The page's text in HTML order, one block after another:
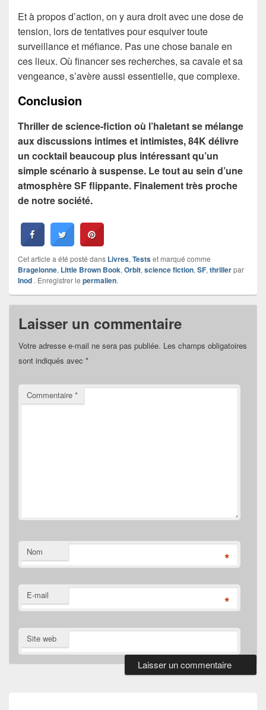
Et à propos d’action, on y aura droit avec une dose de
tension, lors de tentatives pour esquiver toute
surveillance et méfiance. Pas une chose banale en
ces lieux. Où financer ses recherches, sa cavale et sa
vengeance, s’avère aussi essentielle, que complexe.
Conclusion
Thriller de science-fiction où l’haletant se mélange
aux discussions intimes et intimistes, 84K délivre
un cocktail beaucoup plus intéressant qu’un
simple scénario à suspense. Le tout au sein d’une
atmosphère SF flippante. Finalement très proche
de notre société.
Cet article a été posté dans Livres, Testset marqué comme
Bragelonne, Little Brown Book, Orbit, science fiction, SF, thrillerpar
Inod . Enregistrer le permalien.
Laisser un commentaire
Votre adresse e-mail ne sera pas publiée. Les champs obligatoires
sont indiqués avec *
Commentaire *
Nom *
E-mail *
Site web